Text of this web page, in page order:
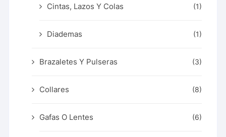
Cintas, Lazos Y Colas (1)
Diademas (1)
Brazaletes Y Pulseras (3)
Collares (8)
Gafas O Lentes (6)